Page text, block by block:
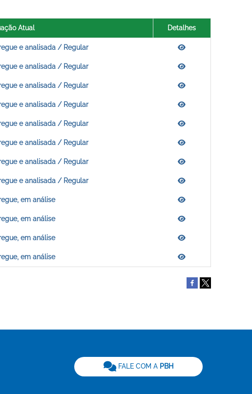
Atual Detalhes
e analisada / Regular
e analisada / Regular
e analisada / Regular
e analisada / Regular
e analisada / Regular
e analisada / Regular
e analisada / Regular
e analisada / Regular
em análise
em análise
em análise
em análise
FALE COM A PBH